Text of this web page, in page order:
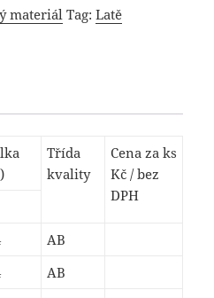
materiál Tag: Latě
Třída
kvality
Cena za ks
Kč / bez
DPH
AB
AB